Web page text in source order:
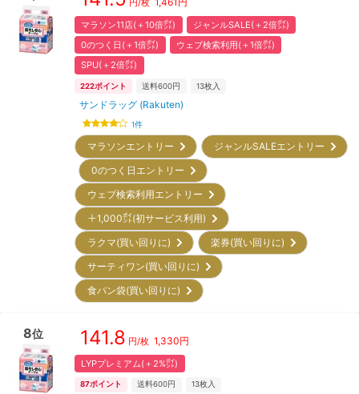
円/枚
マラソン11店(＋10倍㌽)
ジャンルSALE(＋2倍㌽)
0のつく日(＋1倍㌽)
ウェブ検索利用(＋1倍㌽)
SPU(＋2倍㌽)
222ポイント 送料600円 13枚入
サンドラッグ (Rakuten)
1件
マラソンエントリー
ジャンルSALEエントリー
0のつく日エントリー
ウェブ検索利用エントリー
＋1,000㌽(初サービス利用)
ラクマ(買い回りに)
楽券(買い回りに)
サーティワン(買い回りに)
食パン袋(買い回りに)
8位 141.8 円/枚 1,330円
LYPプレミアム(＋2%㌽)
87ポイント 送料600円 13枚入